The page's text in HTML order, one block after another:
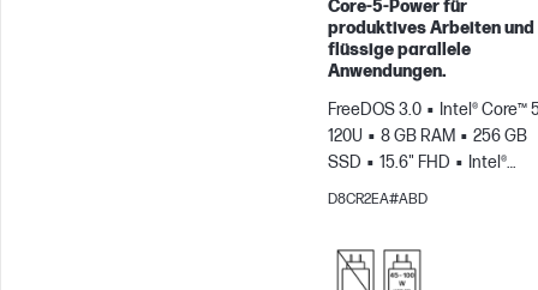
Core‑5‑Power für
produktives Arbeiten und
flüssige parallele
Anwendungen.
FreeDOS 3.0
Intel® Core™
120U
8 GB RAM
256 GB
SSD
15.6" FHD
Intel®
Grafikkarte
D8CR2EA#ABD